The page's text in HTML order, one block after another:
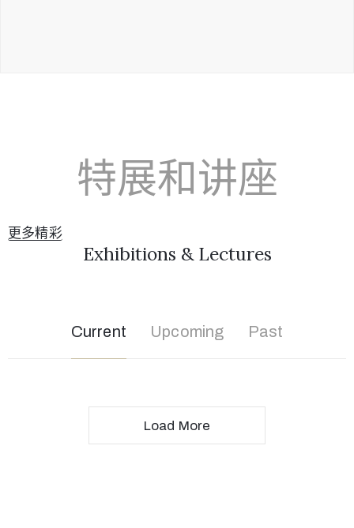
特展和讲座
更多精彩
Exhibitions & Lectures
Current Upcoming Past
Load More